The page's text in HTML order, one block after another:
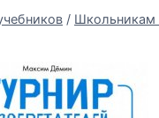
/ Школьникам